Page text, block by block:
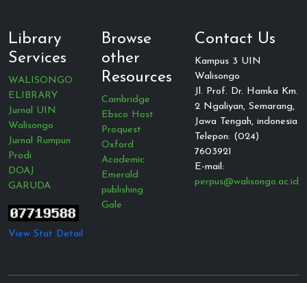
Library
Services
WALISONGO
ELIBRARY
Jurnal UIN
Walisongo
Jurnal Rumpun
Prodi
DOAJ
GARUDA
View Stat Detail
Browse
other
Resources
Cambridge
Ebsco Host
Proquest
Oxford
Academic
Emerald
publishing
Gale
Contact Us
Kampus 3 UIN
Walisongo
Jl. Prof. Dr. Hamka Km.
2 Ngaliyan, Semarang,
Jawa Tengah, indonesia
Telepon: (024)
7603921
E-mail:
perpus@walisongo.ac.id